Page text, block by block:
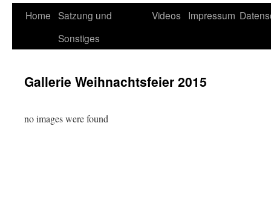
Home Satzung und
Sonstiges
Videos Impressum
Gallerie Weihnachtsfeier 2015
no images were found